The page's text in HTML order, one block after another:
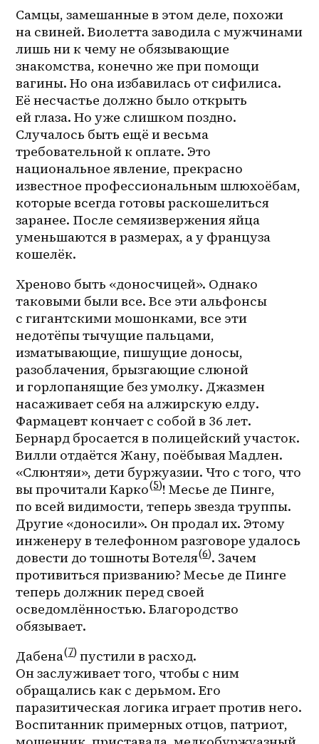
Самцы, замешанные в этом деле, похожи
на свиней. Виолетта заводила с мужчинами
лишь ни к чему не обязывающие
знакомства, конечно же при помощи
вагины. Но она избавилась от сифилиса.
Её несчастье должно было открыть
ей глаза. Но уже слишком поздно.
Случалось быть ещё и весьма
требовательной к оплате. Это
национальное явление, прекрасно
известное профессиональным шлюхоёбам,
которые всегда готовы раскошелиться
заранее. После семяизвержения яйца
уменьшаются в размерах, а у француза
кошелёк.
Хреново быть «доносчицей». Однако
таковыми были все. Все эти альфонсы
с гигантскими мошонками, все эти
недотёпы тычущие пальцами,
изматывающие, пишущие доносы,
разоблачения, брызгающие слюной
и горлопанящие без умолку. Джазмен
насаживает себя на алжирскую елду.
Фармацевт кончает с собой в 36 лет.
Бернард бросается в полицейский участок.
Вилли отдаётся Жану, поёбывая Мадлен.
«Слюнтяи», дети буржуазии. Что с того, что
вы прочитали Карко(5)! Месье де Пинге,
по всей видимости, теперь звезда труппы.
Другие «доносили». Он продал их. Этому
инженеру в телефонном разговоре удалось
довести до тошноты Вотеля(6). Зачем
противиться призванию? Месье де Пинге
теперь должник перед своей
осведомлённостью. Благородство
обязывает.
Дабена(7) пустили в расход.
Он заслуживает того, чтобы с ним
обращались как с дерьмом. Его
паразитическая логика играет против него.
Воспитанник примерных отцов, патриот,